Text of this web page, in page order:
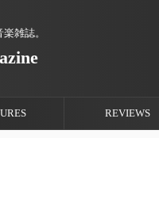
雑誌。
REVIEWS